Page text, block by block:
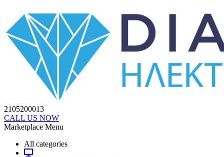
2105200013
CALL US NOW
Marketplace Menu
All categories